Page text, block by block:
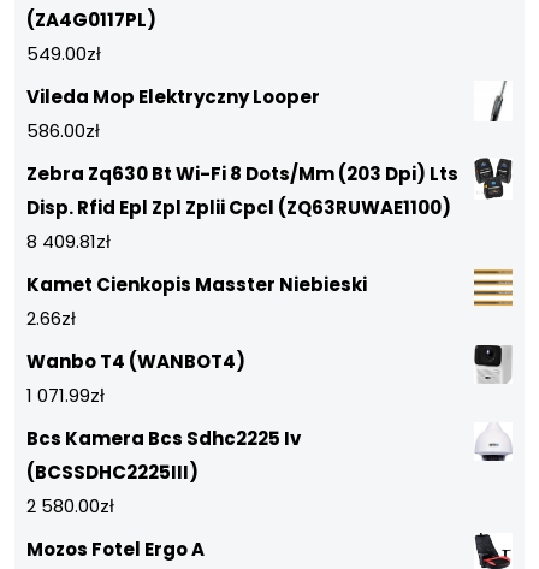
(ZA4G0117PL)
549.00zł
Vileda Mop Elektryczny Looper
586.00zł
Zebra Zq630 Bt Wi-Fi 8 Dots/Mm (203 Dpi) Lts
Disp. Rfid Epl Zpl Zplii Cpcl (ZQ63RUWAE1100)
8 409.81zł
Kamet Cienkopis Masster Niebieski
2.66zł
Wanbo T4 (WANBOT4)
1 071.99zł
Bcs Kamera Bcs Sdhc2225 Iv
(BCSSDHC2225III)
2 580.00zł
Mozos Fotel Ergo A